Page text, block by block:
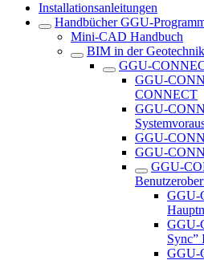
Installationsanleitungen
Handbücher GGU-
Mini-CAD Handbuch
BIM in der
GGU-
GGU-
CONNECT
GGU-
GGU-
GGU-
GGU-
GGU-
GGU-
Sync”
GGU-